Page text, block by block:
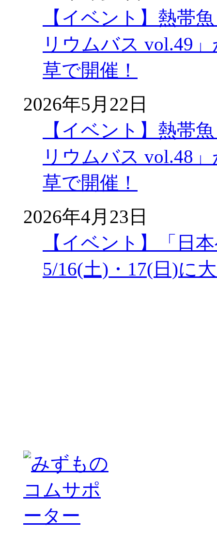
【イベント】熱帯
リウムバス vol.49
草で開催！
2026年5月22日
【イベント】熱帯
リウムバス vol.48
草で開催！
2026年4月23日
【イベント】「日
5/16(土)・17(日)に